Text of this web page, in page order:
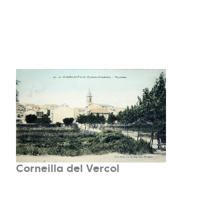
Corneilla del Vercol